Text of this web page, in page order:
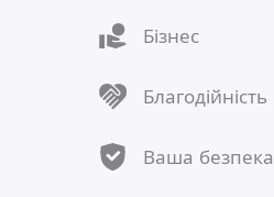
Бізнес
Благодійність
Ваша безпека